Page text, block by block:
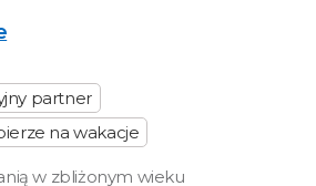
partner
na wakacje
w zbliżonym wieku